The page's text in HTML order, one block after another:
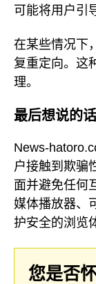
可能将用户引
在某些情况下
复重定向。这
理。
最后想说的话
News-
户接触到欺骗
面并避免任何
媒体播放器、
护安全的浏览
您是否